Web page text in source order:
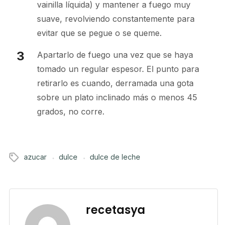
vainilla líquida) y mantener a fuego muy
suave, revolviendo constantemente para
evitar que se pegue o se queme.
Apartarlo de fuego una vez que se haya
tomado un regular espesor. El punto para
retirarlo es cuando, derramada una gota
sobre un plato inclinado más o menos 45
grados, no corre.
azucar dulce dulce de leche
recetasya